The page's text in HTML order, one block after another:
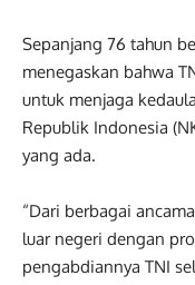
Sepanjang 76 tahun
menegaskan bahwa
untuk menjaga
Republik Indonesia
yang ada.
“Dari berbagai
luar negeri dengan
pengabdiannya TNI